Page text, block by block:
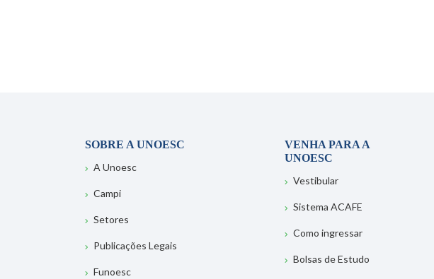
SOBRE A UNOESC
A Unoesc
Campi
Setores
Publicações Legais
Funoesc
VENHA PARA A
UNOESC
Vestibular
Sistema ACAFE
Como ingressar
Bolsas de Estudo